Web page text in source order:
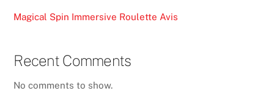
Magical Spin Immersive Roulette Avis
Recent Comments
No comments to show.